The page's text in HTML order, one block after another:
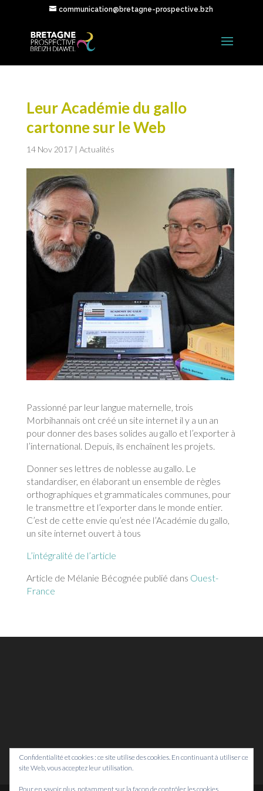
communication@bretagne-prospective.bzh
Leur Académie du gallo
cartonne sur le Web
14 Nov 2017| Actualités
Passionné par leur langue maternelle, trois
Morbihannais ont créé un site internet il y a un an
pour donner des bases solides au gallo et l’exporter à
l’international. Depuis, ils enchaînent les projets.
Donner ses lettres de noblesse au gallo. Le
standardiser, en élaborant un ensemble de règles
orthographiques et grammaticales communes, pour
le transmettre et l’exporter dans le monde entier.
C’est de cette envie qu’est née l’Académie du gallo,
un site internet ouvert à tous
L’intégralité de l’article
Article de Mélanie Bécognée publié dans Ouest-
France
Confidentialité et cookies : ce site utilise des cookies. En continuant à utiliser ce
site Web, vous acceptez leur utilisation.
Pour en savoir plus, notamment sur la façon de contrôler les cookies,